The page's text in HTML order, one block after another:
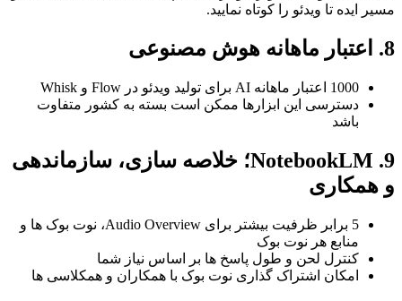
مسیر ایده تا ویدئو را کوتاه نمایید.
8. اعتبار ماهانه هوش مصنوعی
1000 اعتبار ماهانه AI برای تولید ویدئو در Flow و Whisk
دسترسی این ابزارها ممکن است بسته به کشور متفاوت
باشد
9. NotebookLM؛ خلاصه سازی، سازماندهی
و همکاری
5 برابر ظرفیت بیشتر برای Audio Overview، نوت بوک ها و
منابع هر نوت بوک
کنترل لحن و طول پاسخ ها بر اساس نیاز شما
امکان اشتراک گذاری نوت بوک با همکاران و همکلاسی ها